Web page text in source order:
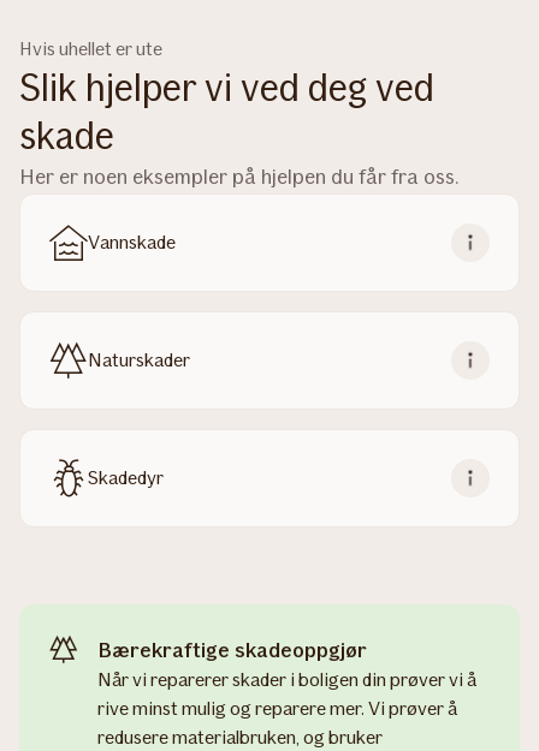
Hvis uhellet er ute
Slik hjelper vi ved deg ved
skade
Her er noen eksempler på hjelpen du får fra oss.
Vannskade
Naturskader
Skadedyr
Bærekraftige skadeoppgjør
Når vi reparerer skader i boligen din prøver vi å
rive minst mulig og reparere mer. Vi prøver å
redusere materialbruken, og bruker